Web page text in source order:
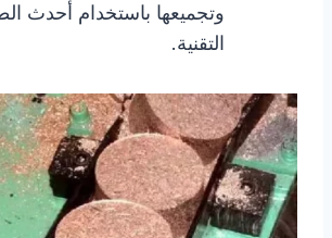
وتجميعها باستخدام أحدث
التقنية.